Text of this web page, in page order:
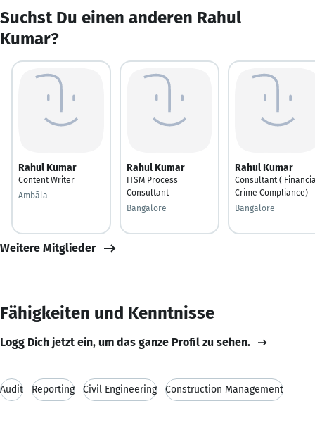
Suchst Du einen anderen Rahul
Kumar?
Rahul Kumar
Content Writer
Ambāla
Rahul Kumar
ITSM Process
Consultant
Bangalore
Rahul Kumar
Consultant (
Crime Compliance)
Bangalore
Weitere Mitglieder
Fähigkeiten und Kenntnisse
Logg Dich jetzt ein, um das ganze Profil zu sehen.
Audit Reporting Civil Engineering Construction Management